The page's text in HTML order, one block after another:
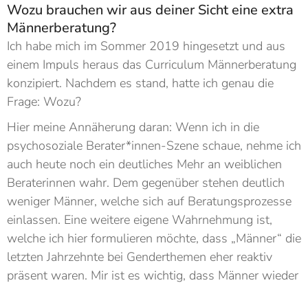
Wozu brauchen wir aus deiner Sicht eine extra
Männerberatung?
Ich habe mich im Sommer 2019 hingesetzt und aus
einem Impuls heraus das Curriculum Männerberatung
konzipiert. Nachdem es stand, hatte ich genau die
Frage: Wozu?
Hier meine Annäherung daran: Wenn ich in die
psychosoziale Berater*innen-Szene schaue, nehme ich
auch heute noch ein deutliches Mehr an weiblichen
Beraterinnen wahr. Dem gegenüber stehen deutlich
weniger Männer, welche sich auf Beratungsprozesse
einlassen. Eine weitere eigene Wahrnehmung ist,
welche ich hier formulieren möchte, dass „Männer“ die
letzten Jahrzehnte bei Genderthemen eher reaktiv
präsent waren. Mir ist es wichtig, dass Männer wieder